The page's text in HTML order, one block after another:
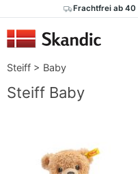
Frachtfrei ab 40
Steiff > Baby
Steiff Baby